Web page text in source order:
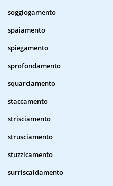
soggiogamento
spaiamento
spiegamento
sprofondamento
squarciamento
staccamento
strisciamento
strusciamento
stuzzicamento
surriscaldamento